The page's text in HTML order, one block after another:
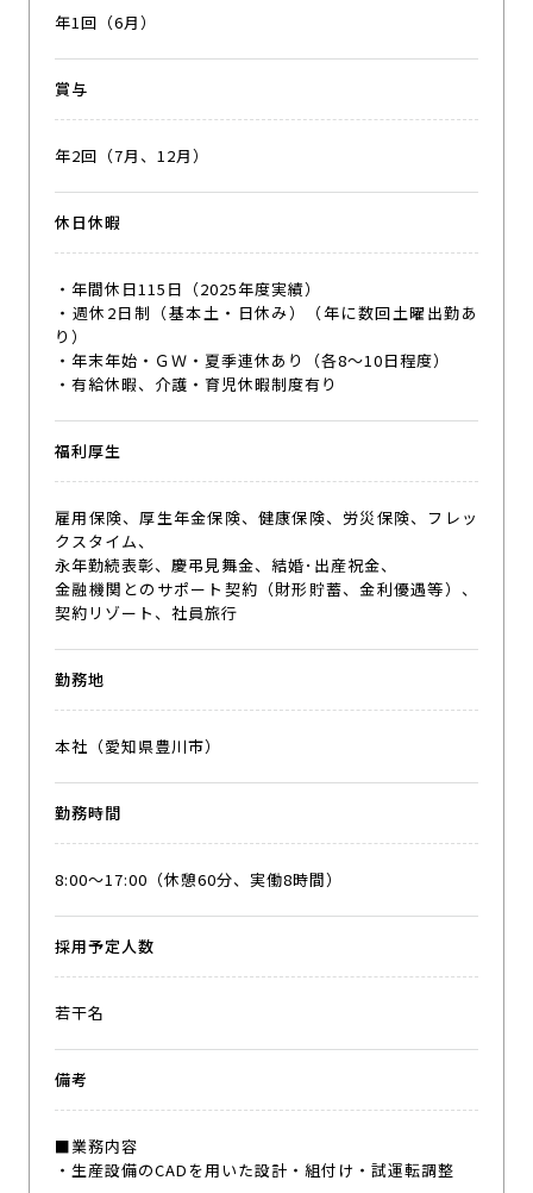
年1回（6月）
賞与
年2回（7月、12月）
休日休暇
・年間休日115日（2025年度実績）
・週休2日制（基本土・日休み）（年に数回土曜出勤あ
り）
・年末年始・ＧＷ・夏季連休あり（各8〜10日程度）
・有給休暇、介護・育児休暇制度有り
福利厚生
雇用保険、厚生年金保険、健康保険、労災保険、フレッ
クスタイム、
永年勤続表彰、慶弔見舞金、結婚･出産祝金、
金融機関とのサポート契約（財形貯蓄、金利優遇等）、
契約リゾート、社員旅行
勤務地
本社（愛知県豊川市）
勤務時間
8:00〜17:00（休憩60分、実働8時間）
採用予定人数
若干名
備考
■業務内容
・生産設備のCADを用いた設計・組付け・試運転調整